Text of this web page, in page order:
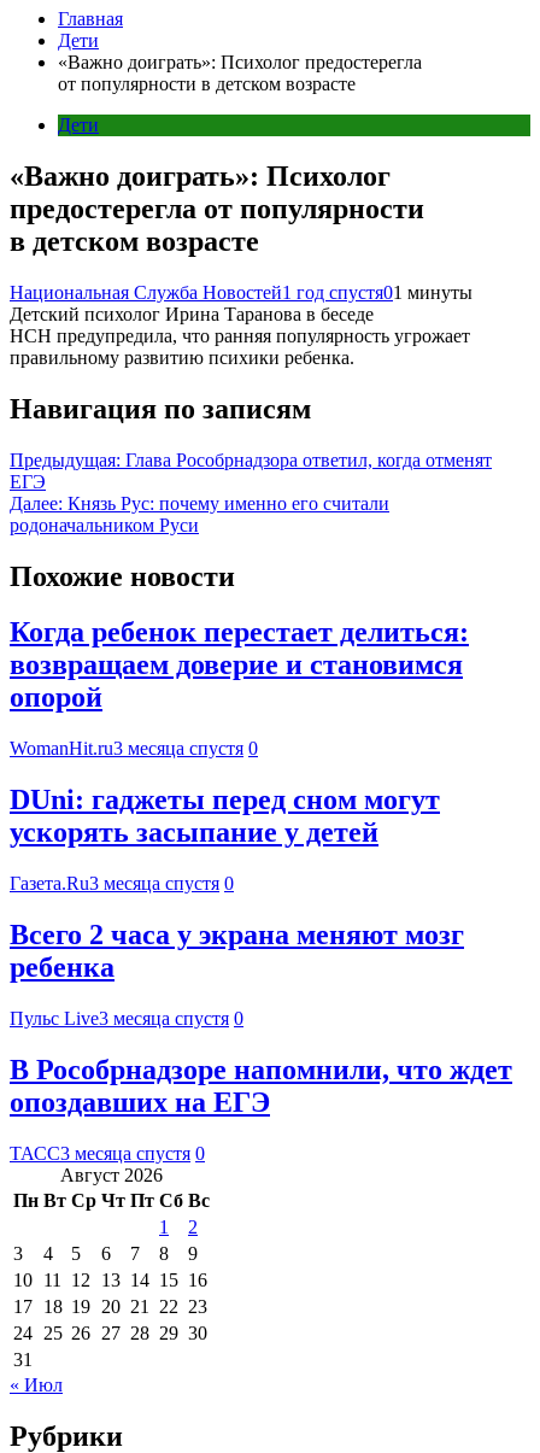
Главная
Дети
«Важно доиграть»: Психолог предостерегла
от популярности в детском возрасте
Дети
«Важно доиграть»: Психолог
предостерегла от популярности
в детском возрасте
Национальная Служба Новостей1 год спустя01 минуты
Детский психолог Ирина Таранова в беседе
НСН предупредила, что ранняя популярность угрожает
правильному развитию психики ребенка.
Навигация по записям
Предыдущая: Глава Рособрнадзора ответил, когда отменят
ЕГЭ
Далее: Князь Рус: почему именно его считали
родоначальником Руси
Похожие новости
Когда ребенок перестает делиться:
возвращаем доверие и становимся
опорой
WomanHit.ru3 месяца спустя 0
DUni: гаджеты перед сном могут
ускорять засыпание у детей
Газета.Ru3 месяца спустя 0
Всего 2 часа у экрана меняют мозг
ребенка
Пульс Live3 месяца спустя 0
В Рособрнадзоре напомнили, что ждет
опоздавших на ЕГЭ
ТАСС3 месяца спустя 0
Август 2026
Пн Вт Ср Чт Пт Сб Вс
1
2
3
4 5 6 7 8
9
10 11 12 13 14 15 16
17 18 19 20 21 22 23
24 25 26 27 28 29 30
31
« Июл
Рубрики